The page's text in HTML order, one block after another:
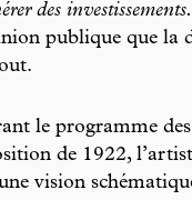
des investissements.
publique que la
le programme
de 1922,
vision